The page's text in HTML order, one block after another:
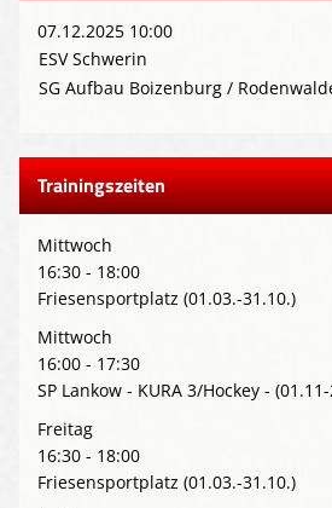
07.12.2025 10:00
ESV Schwerin
SG Aufbau Boizenburg /
Trainingszeiten
Mittwoch
16:30 - 18:00
Friesensportplatz (01.03.-31.10.)
Mittwoch
16:00 - 17:30
SP Lankow - KURA 3/Hockey -
Freitag
16:30 - 18:00
Friesensportplatz (01.03.-31.10.)